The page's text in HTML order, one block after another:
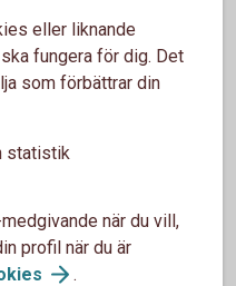
(PDF)
eller liknande
fungera för dig. Det
som förbättrar din
statistik
när du vill,
profil när du är
.